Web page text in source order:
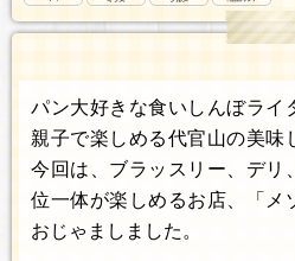
パン大好きな食いしんぼライ
親子で楽しめる代官山の美味
今回は、ブラッスリー、デリ
位一体が楽しめるお店、「
おじゃましました。